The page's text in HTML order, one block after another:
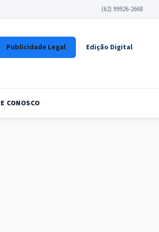
(62) 99926-2668
Publicidade Legal Edição Digital
CONOSCO